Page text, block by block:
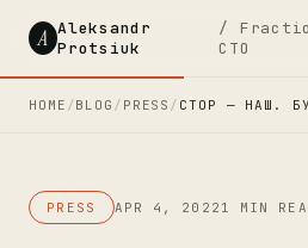
A Aleksandr
Protsiuk
/
CTO
HOME /BLOG / PRESS / СТОР — НАШ.
PRESS APR 4, 2022 1 MIN